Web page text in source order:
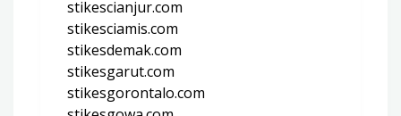
stikescianjur.com
stikesciamis.com
stikesdemak.com
stikesgarut.com
stikesgorontalo.com